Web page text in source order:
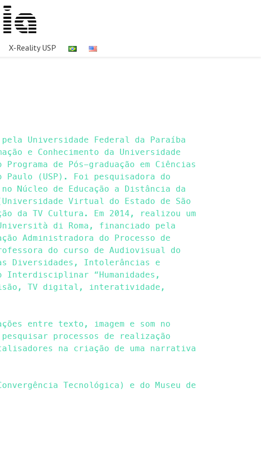
X-Reality USP
Universidade Federal da Paraíba
e Conhecimento da Universidade
de Pós-graduação em Ciências
Paulo (USP). Foi pesquisadora do
Núcleo de Educação a Distância da
Virtual do Estado de São
da TV Cultura. Em 2014, realizou um
di Roma, financiado pela
Administradora do Processo de
do curso de Audiovisual do
Diversidades, Intolerâncias e
Interdisciplinar “Humanidades,
TV digital, interatividade,
entre texto, imagem e som no
processos de realização
na criação de uma narrativa
Tecnológica) e do Museu de